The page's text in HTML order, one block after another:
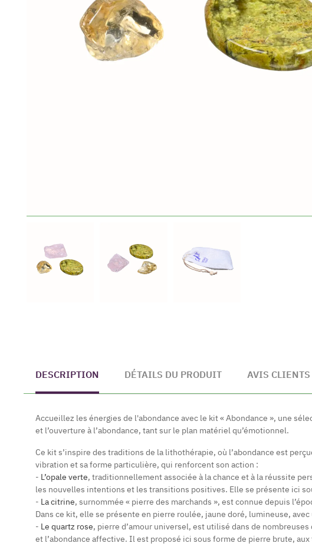
DESCRIPTION DÉTAILS DU PRODUIT AVIS CLIENTS
Accueillez les énergies de l'abondance avec le kit « Abondance », une
et l’ouverture à l’abondance, tant sur le plan matériel qu’émotionnel.
Ce kit s’inspire des traditions de la lithothérapie, où l’abondance est
vibration et sa forme particulière, qui renforcent son action :
- L’opale verte, traditionnellement associée à la chance et à la réussite
les nouvelles intentions et les transitions positives. Elle se présente ici
- La citrine, surnommée « pierre des marchands », est connue depuis
Dans ce kit, elle se présente en pierre roulée, jaune doré, lumineuse,
- Le quartz rose, pierre d’amour universel, est utilisé dans de
et l’abondance affective. Il est proposé ici sous forme de pierre brute,